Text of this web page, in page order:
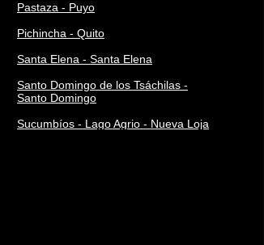
Pastaza - Puyo
Pichincha - Quito
Santa Elena - Santa Elena
Santo Domingo de los Tsáchilas -
Santo Domingo
Sucumbíos - Lago Agrio - Nueva Loja